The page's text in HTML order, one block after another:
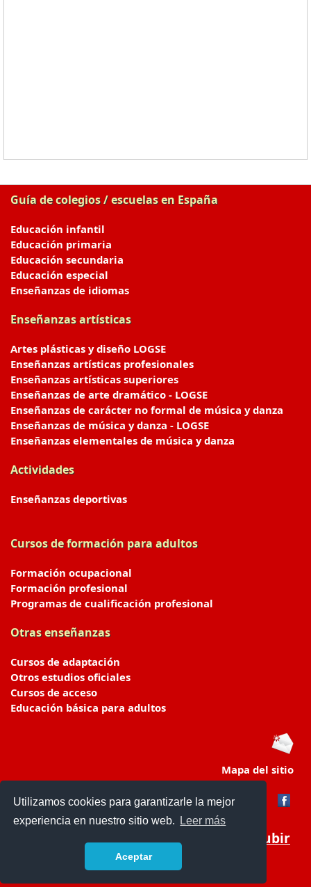
Utilizamos cookies para garantizarle la mejor
experiencia en nuestro sitio web.
Leer más
Aceptar
Guía de colegios / escuelas en España
Educación infantil
Educación primaria
Educación secundaria
Educación especial
Enseñanzas de idiomas
Enseñanzas artísticas
Artes plásticas y diseño LOGSE
Enseñanzas artísticas profesionales
Enseñanzas artísticas superiores
Enseñanzas de arte dramático - LOGSE
Enseñanzas de carácter no formal de música y danza
Enseñanzas de música y danza - LOGSE
Enseñanzas elementales de música y danza
Actividades
Enseñanzas deportivas
Cursos de formación para adultos
Formación ocupacional
Formación profesional
Programas de cualificación profesional
Otras enseñanzas
Cursos de adaptación
Otros estudios oficiales
Cursos de acceso
Educación básica para adultos
Mapa del sitio
Subir